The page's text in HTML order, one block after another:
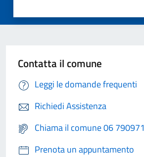
Contatta il comune
Leggi le domande frequenti
Richiedi Assistenza
Chiama il comune 06 790971
Prenota un appuntamento